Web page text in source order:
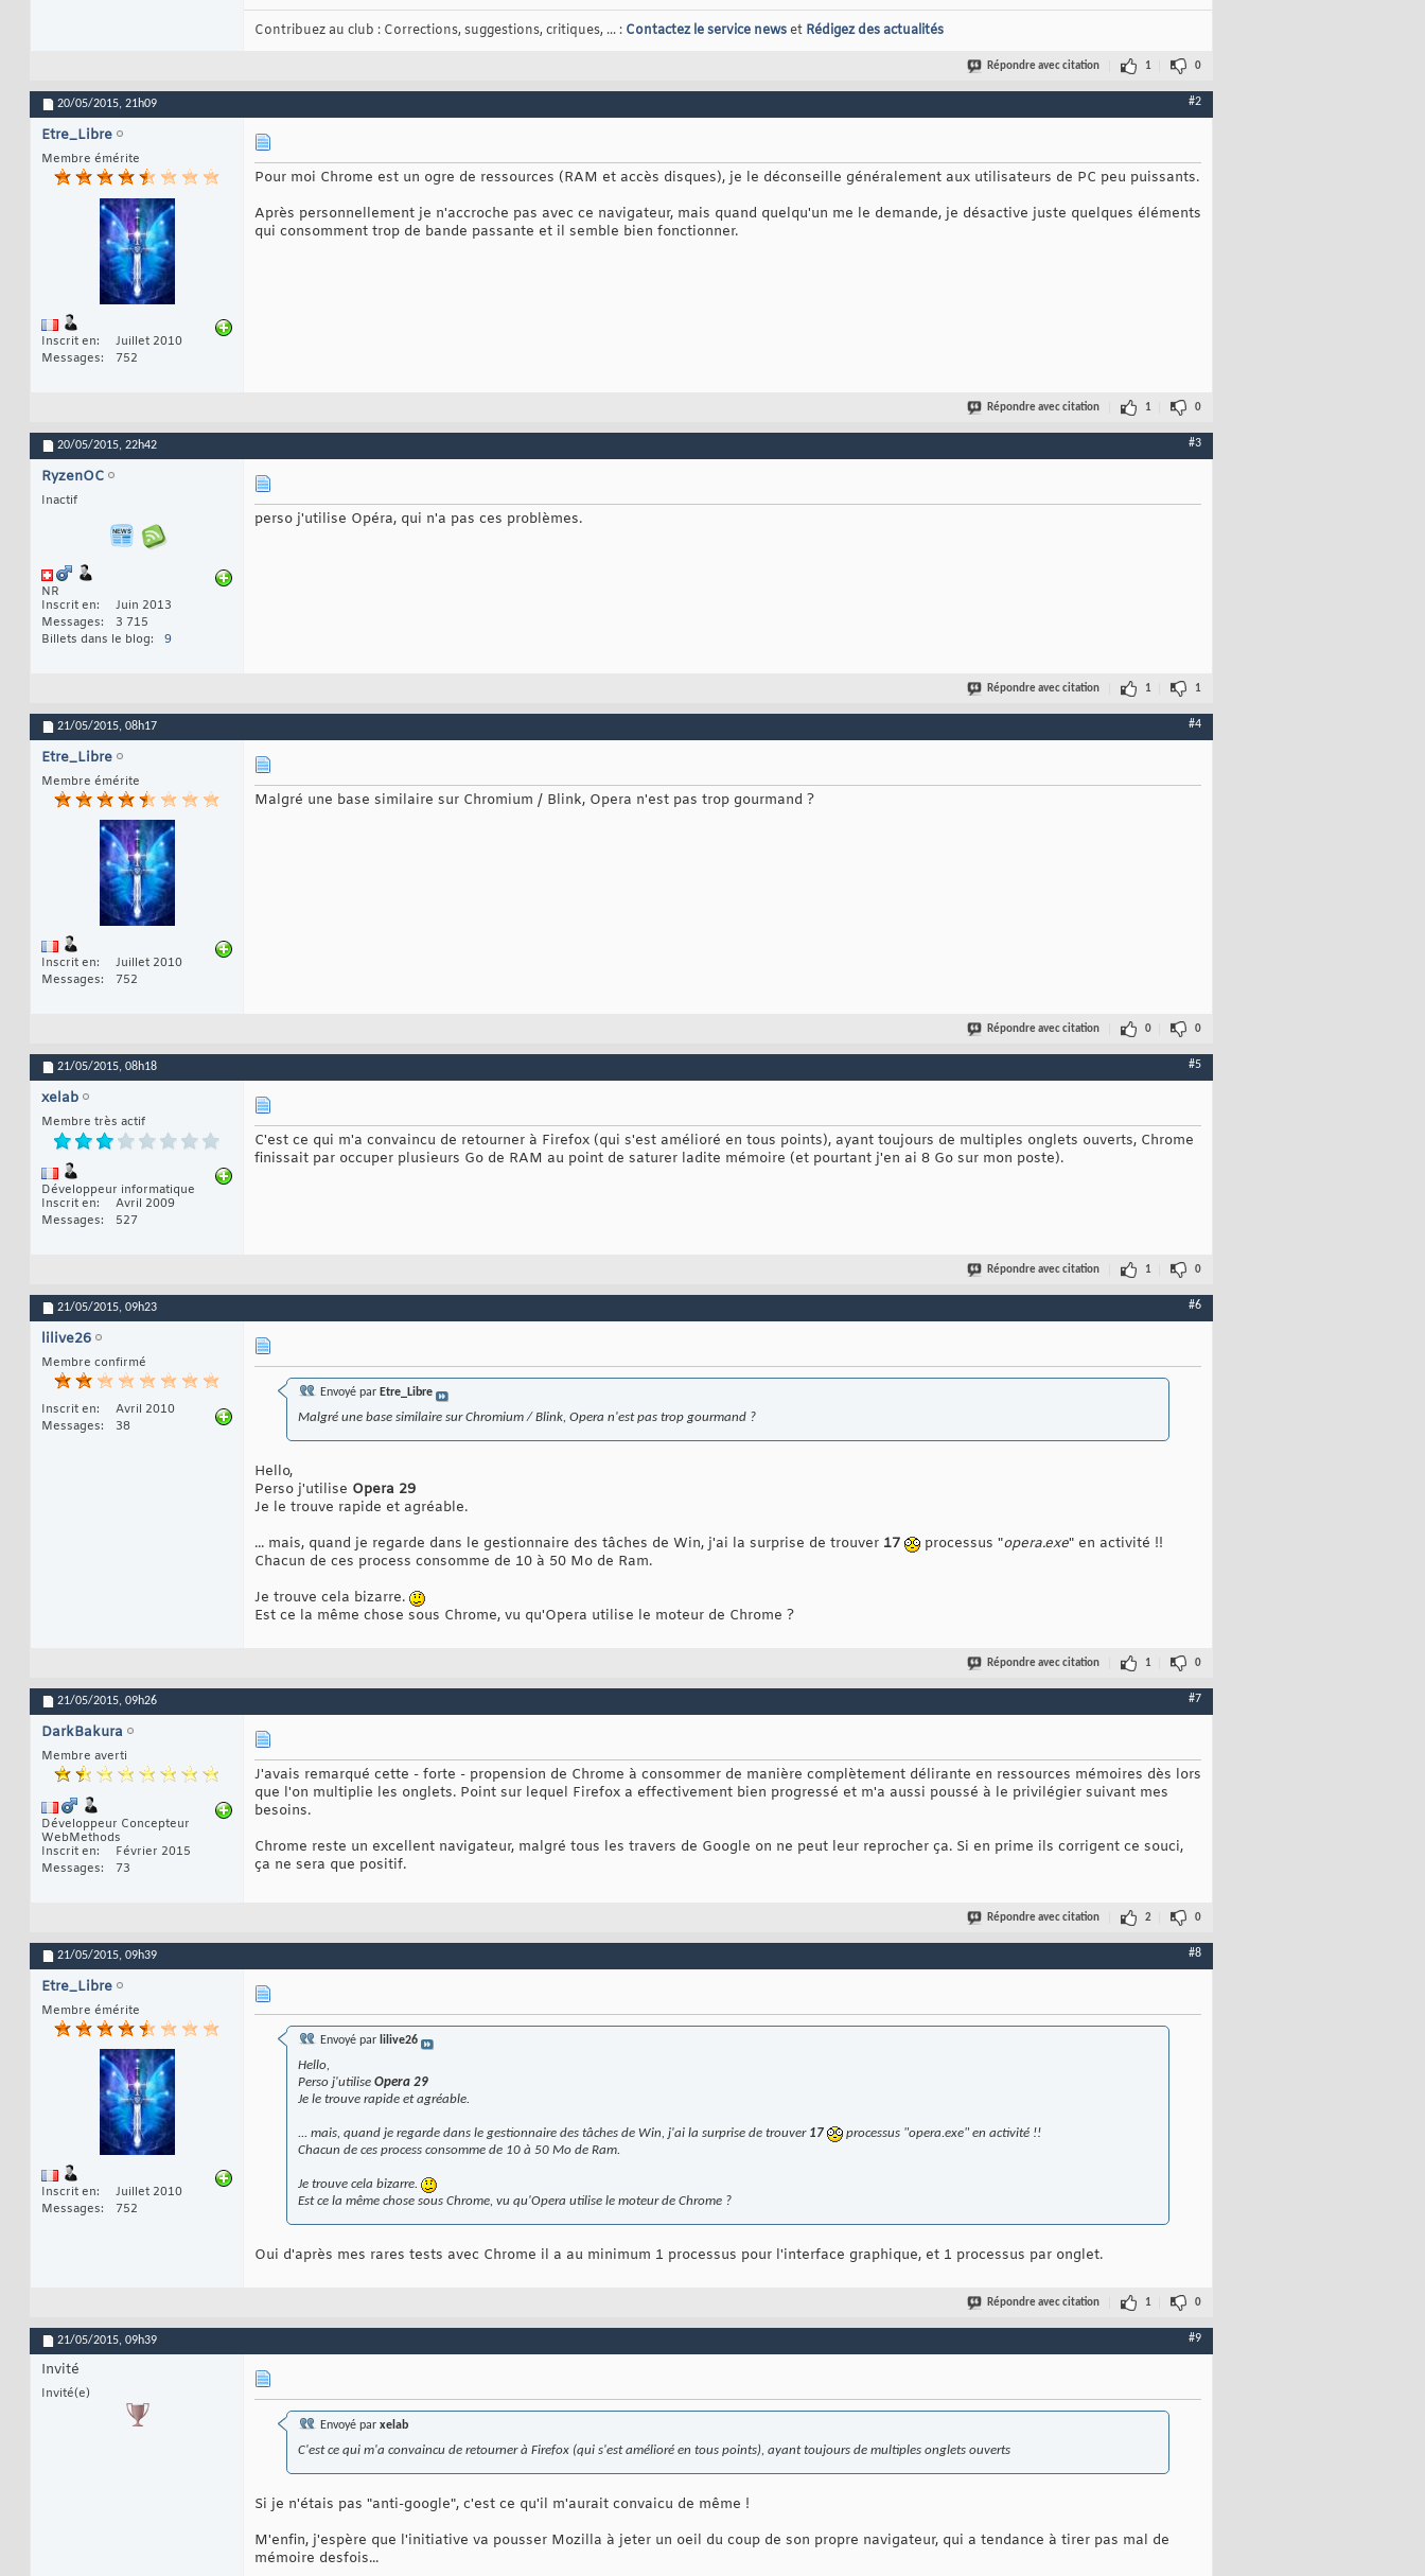
Contribuez au club : Corrections, suggestions, critiques, ... : Contactez le service newset Rédigez des actualités
Répondre avec citation 1 0
20/05/2015, 21h09 #2
Etre_Libre
Membre émérite
Inscrit en
Juillet 2010
Messages
752
Pour moi Chrome est un ogre de ressources (RAM et accès disques), je le déconseille généralement aux utilisateurs de PC peu puissants.
Après personnellement je n'accroche pas avec ce navigateur, mais quand quelqu'un me le demande, je désactive juste quelques éléments
qui consomment trop de bande passante et il semble bien fonctionner.
Répondre avec citation 1 0
20/05/2015, 22h42 #3
RyzenOC
Inactif
NR
Inscrit en
Juin 2013
Messages
3 715
Billets dans le blog
9
perso j'utilise Opéra, qui n'a pas ces problèmes.
Répondre avec citation 1 1
21/05/2015, 08h17 #4
Etre_Libre
Membre émérite
Inscrit en
Juillet 2010
Messages
752
Malgré une base similaire sur Chromium / Blink, Opera n'est pas trop gourmand ?
Répondre avec citation 0 0
21/05/2015, 08h18 #5
xelab
Membre très actif
Développeur informatique
Inscrit en
Avril 2009
Messages
527
C'est ce qui m'a convaincu de retourner à Firefox (qui s'est amélioré en tous points), ayant toujours de multiples onglets ouverts, Chrome
finissait par occuper plusieurs Go de RAM au point de saturer ladite mémoire (et pourtant j'en ai 8 Go sur mon poste).
Répondre avec citation 1 0
21/05/2015, 09h23 #6
lilive26
Membre confirmé
Inscrit en
Avril 2010
Messages
38
Envoyé par Etre_Libre
Malgré une base similaire sur Chromium / Blink, Opera n'est pas trop gourmand ?
Hello,
Perso j'utilise Opera 29
Je le trouve rapide et agréable.
... mais, quand je regarde dans le gestionnaire des tâches de Win, j'ai la surprise de trouver 17 processus "opera.exe" en activité !!
Chacun de ces process consomme de 10 à 50 Mo de Ram.
Je trouve cela bizarre.
Est ce la même chose sous Chrome, vu qu'Opera utilise le moteur de Chrome ?
Répondre avec citation 1 0
21/05/2015, 09h26 #7
DarkBakura
Membre averti
Développeur Concepteur
WebMethods
Inscrit en
Février 2015
Messages
73
J'avais remarqué cette - forte - propension de Chrome à consommer de manière complètement délirante en ressources mémoires dès lors
que l'on multiplie les onglets. Point sur lequel Firefox a effectivement bien progressé et m'a aussi poussé à le privilégier suivant mes
besoins.
Chrome reste un excellent navigateur, malgré tous les travers de Google on ne peut leur reprocher ça. Si en prime ils corrigent ce souci,
ça ne sera que positif.
Répondre avec citation 2 0
21/05/2015, 09h39 #8
Etre_Libre
Membre émérite
Inscrit en
Juillet 2010
Messages
752
Envoyé par lilive26
Hello,
Perso j'utilise Opera 29
Je le trouve rapide et agréable.
... mais, quand je regarde dans le gestionnaire des tâches de Win, j'ai la surprise de trouver 17 processus "opera.exe" en activité !!
Chacun de ces process consomme de 10 à 50 Mo de Ram.
Je trouve cela bizarre.
Est ce la même chose sous Chrome, vu qu'Opera utilise le moteur de Chrome ?
Oui d'après mes rares tests avec Chrome il a au minimum 1 processus pour l'interface graphique, et 1 processus par onglet.
Répondre avec citation 1 0
21/05/2015, 09h39 #9
Invité
Invité(e)
Envoyé par xelab
C'est ce qui m'a convaincu de retourner à Firefox (qui s'est amélioré en tous points), ayant toujours de multiples onglets ouverts
Si je n'étais pas "anti-google", c'est ce qu'il m'aurait convaicu de même !
M'enfin, j'espère que l'initiative va pousser Mozilla à jeter un oeil du coup de son propre navigateur, qui a tendance à tirer pas mal de
mémoire desfois...